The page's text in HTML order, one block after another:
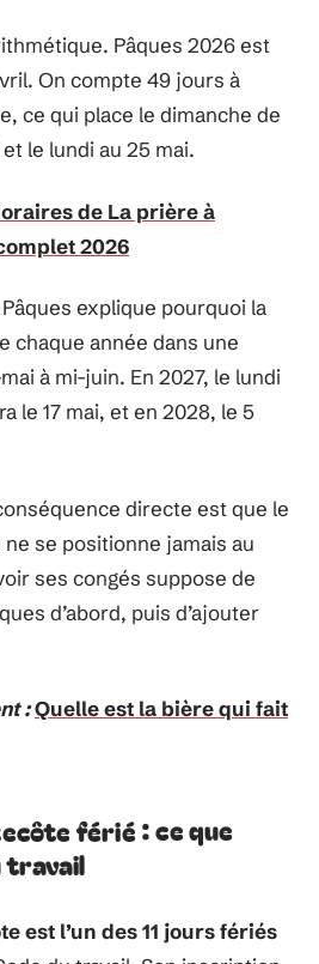
Pâques 2026 est
On compte 49 jours à
ce qui place le dimanche de
le lundi au 25 mai.
de La prière à
2026
explique pourquoi la
chaque année dans une
à mi-juin. En 2027, le lundi
le 17 mai, et en 2028, le 5
directe est que le
se positionne jamais au
ses congés suppose de
d’abord, puis d’ajouter
:Quelle est la bière qui fait
férié : ce que
travail
est l’un des 11 jours fériés